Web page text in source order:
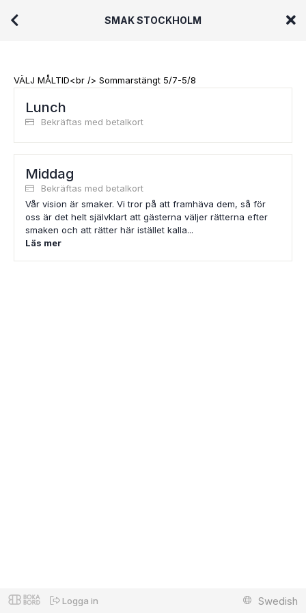
SMAK STOCKHOLM
VÄLJ MÅLTID<br /> Sommarstängt 5/7-5/8
Lunch
Bekräftas med betalkort
Middag
Bekräftas med betalkort
Vår vision är smaker. Vi tror på att framhäva dem, så för
oss är det helt självklart att gästerna väljer rätterna efter
smaken och att rätter här istället kalla...
Läs mer
Logga in Swedish